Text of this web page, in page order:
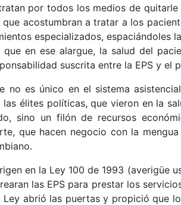
por todos los medios de
acostumbran a tratar a los
especializados, espaciándoles
que en ese alargue, la salud del
suscrita entre la EPS y el
no es único en el sistema
élites políticas, que vieron en la
sino un filón de recursos
que hacen negocio con la
en la Ley 100 de 1993 (averigüe
las EPS para prestar los
Ley abrió las puertas y propició que